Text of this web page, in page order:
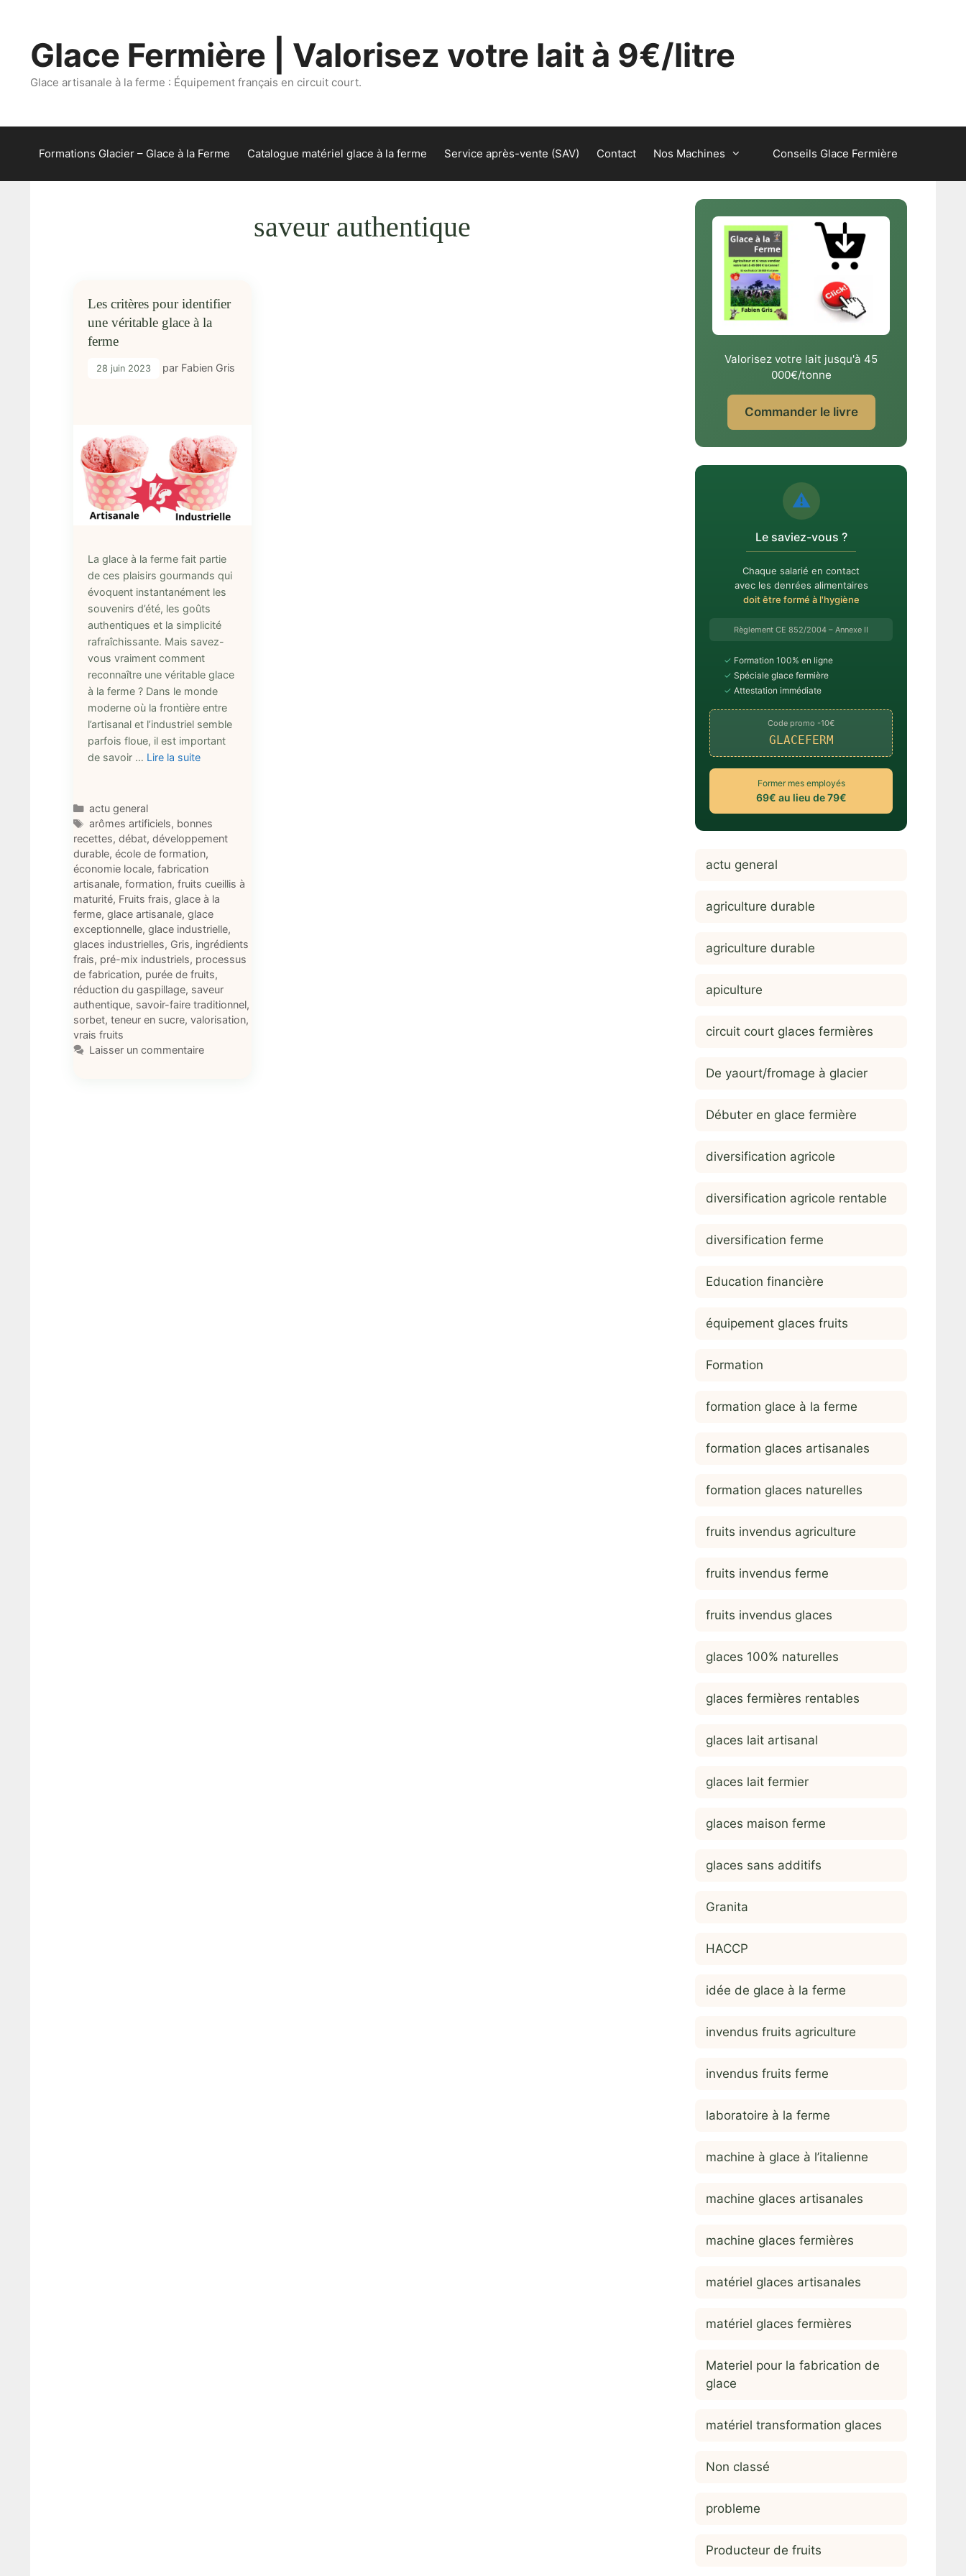
contenuGlace Fermière | Valorisez votre lait à 9€/litre
Glace artisanale à la ferme : Équipement français en circuit court.
Formations Glacier – Glace à la Ferme Catalogue matériel glace à la ferme Service après-vente (SAV) Contact Nos Machines Conseils Glace Fermière
saveur authentique
Les critères pour identifier
une véritable glace à la
ferme
28 juin 2023 par Fabien Gris
La glace à la ferme fait partie
de ces plaisirs gourmands qui
évoquent instantanément les
souvenirs d’été, les goûts
authentiques et la simplicité
rafraîchissante. Mais savez-
vous vraiment comment
reconnaître une véritable glace
à la ferme ? Dans le monde
moderne où la frontière entre
l’artisanal et l’industriel semble
parfois floue, il est important
de savoir … Lire la suite
Catégories
actu general
Étiquettes
arômes artificiels, bonnes
recettes, débat, développement
durable, école de formation,
économie locale, fabrication
artisanale, formation, fruits cueillis à
maturité, Fruits frais, glace à la
ferme, glace artisanale, glace
exceptionnelle, glace industrielle,
glaces industrielles, Gris, ingrédients
frais, pré-mix industriels, processus
de fabrication, purée de fruits,
réduction du gaspillage, saveur
authentique, savoir-faire traditionnel,
sorbet, teneur en sucre, valorisation,
vrais fruits
Laisser un commentaire
Valorisez votre lait jusqu'à 45
000€/tonne
Commander le livre
⚠️
Le saviez-vous ?
Chaque salarié en contact
avec les denrées alimentaires
doit être formé à l'hygiène
Règlement CE 852/2004 – Annexe II
✓ Formation 100% en ligne
✓ Spéciale glace fermière
✓ Attestation immédiate
Code promo -10€
GLACEFERM
Former mes employés
69€ au lieu de 79€
actu general
agriculture durable
agriculture durable
apiculture
circuit court glaces fermières
De yaourt/fromage à glacier
Débuter en glace fermière
diversification agricole
diversification agricole rentable
diversification ferme
Education financière
équipement glaces fruits
Formation
formation glace à la ferme
formation glaces artisanales
formation glaces naturelles
fruits invendus agriculture
fruits invendus ferme
fruits invendus glaces
glaces 100% naturelles
glaces fermières rentables
glaces lait artisanal
glaces lait fermier
glaces maison ferme
glaces sans additifs
Granita
HACCP
idée de glace à la ferme
invendus fruits agriculture
invendus fruits ferme
laboratoire à la ferme
machine à glace à l’italienne
machine glaces artisanales
machine glaces fermières
matériel glaces artisanales
matériel glaces fermières
Materiel pour la fabrication de
glace
matériel transformation glaces
Non classé
probleme
Producteur de fruits